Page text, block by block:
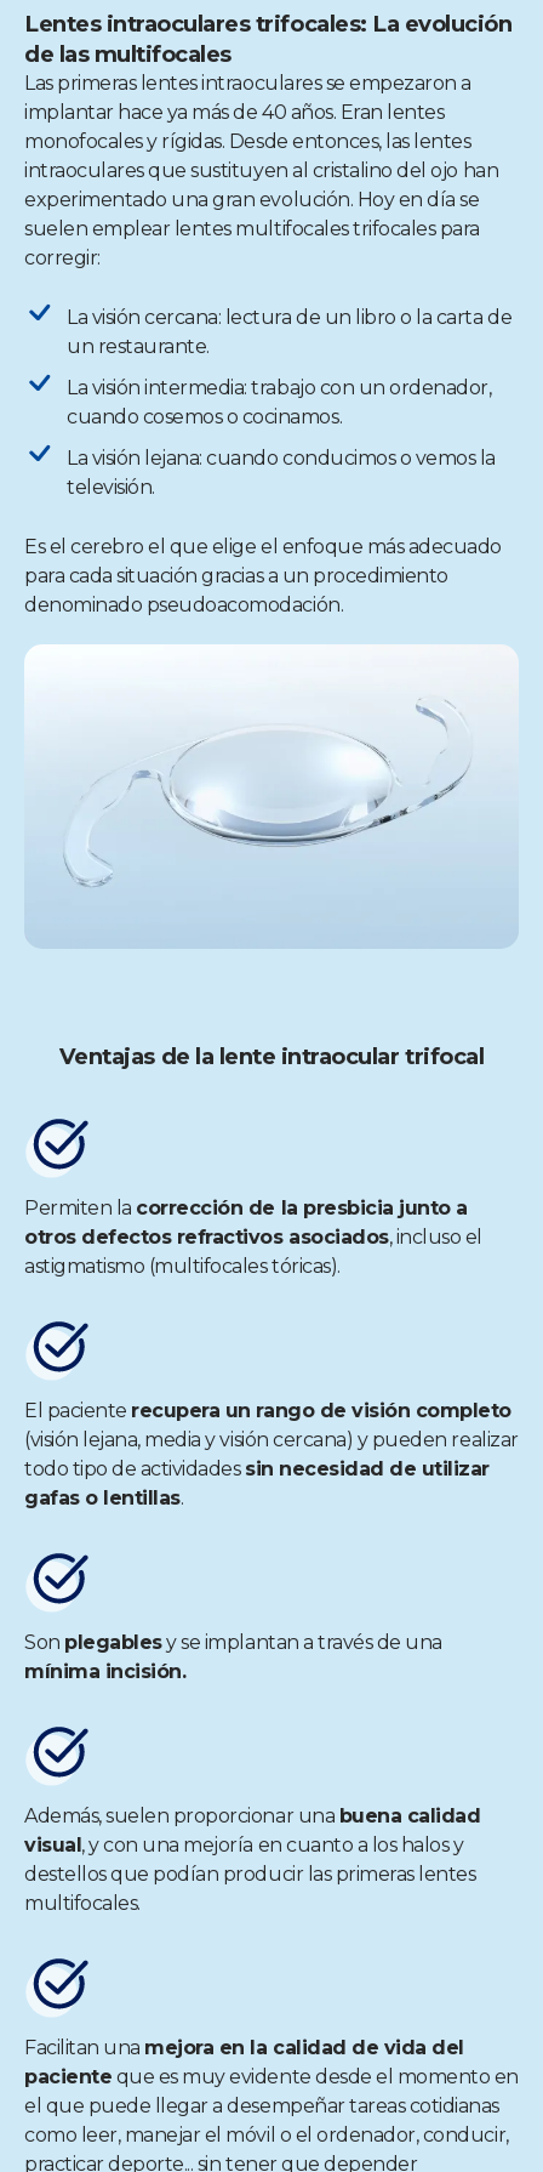
Lentes intraoculares trifocales: La evolución
de las multifocales
Las primeras lentes intraoculares se empezaron a
implantar hace ya más de 40 años. Eran lentes
monofocales y rígidas. Desde entonces, las lentes
intraoculares que sustituyen al cristalino del ojo han
experimentado una gran evolución. Hoy en día se
suelen emplear lentes multifocales trifocales para
corregir:
La visión cercana: lectura de un libro o la carta de
un restaurante.
La visión intermedia: trabajo con un ordenador,
cuando cosemos o cocinamos.
La visión lejana: cuando conducimos o vemos la
televisión.
Es el cerebro el que elige el enfoque más adecuado
para cada situación gracias a un procedimiento
denominado pseudoacomodación.
Ventajas de la lente intraocular trifocal
Permiten la corrección de la presbicia junto a
otros defectos refractivos asociados, incluso el
astigmatismo (multifocales tóricas).
El paciente recupera un rango de visión completo
(visión lejana, media y visión cercana) y pueden realizar
todo tipo de actividades sin necesidad de utilizar
gafas o lentillas.
Son plegablesy se implantan a través de una
mínima incisión.
Además, suelen proporcionar una buena calidad
visual , y con una mejoría en cuanto a los halos y
destellos que podían producir las primeras lentes
multifocales.
Facilitan una mejora en la calidad de vida del
paciente que es muy evidente desde el momento en
el que puede llegar a desempeñar tareas cotidianas
como leer, manejar el móvil o el ordenador, conducir,
practicar deporte... sin tener que depender